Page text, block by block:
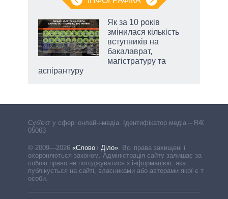
Як за 10 років
змінилася кількість
вступників на
бакалаврат,
магістратуру та
аспірантуру
Cуб'єкт у сфері онлайн-медіа. Ідентифікатор медіа – R40-
05063
© 2009—2026 «Слово і Діло»
Всі права захищені і
охороняються законом. Адміністрація сайту залишає за
собою право не погоджуватися з інформацією, яка
публікується на сайті, власниками або авторами якої є треті
особи.